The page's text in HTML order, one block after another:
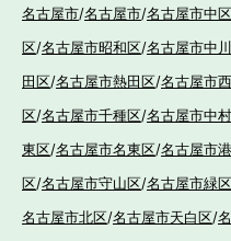
名古屋市/名古屋市/名古屋市中区
区/名古屋市昭和区/名古屋市中
田区/名古屋市熱田区/名古屋市
区/名古屋市千種区/名古屋市中
東区/名古屋市名東区/名古屋市
区/名古屋市守山区/名古屋市緑区
名古屋市北区/名古屋市天白区/